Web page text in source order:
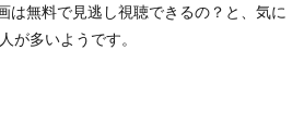
は無料で見逃し視聴できるの？ と、気に
が多いようです。